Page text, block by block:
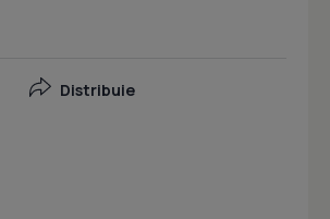
Distribuie